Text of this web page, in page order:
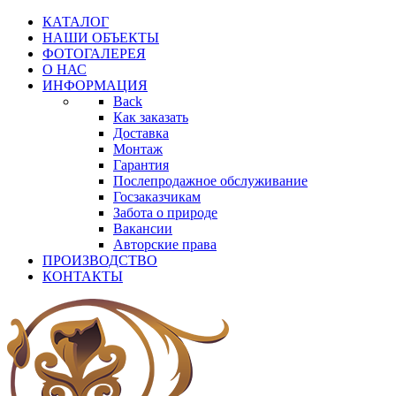
КАТАЛОГ
НАШИ ОБЪЕКТЫ
ФОТОГАЛЕРЕЯ
О НАС
ИНФОРМАЦИЯ
Back
Как заказать
Доставка
Монтаж
Гарантия
Послепродажное обслуживание
Госзаказчикам
Забота о природе
Вакансии
Авторские права
ПРОИЗВОДСТВО
КОНТАКТЫ